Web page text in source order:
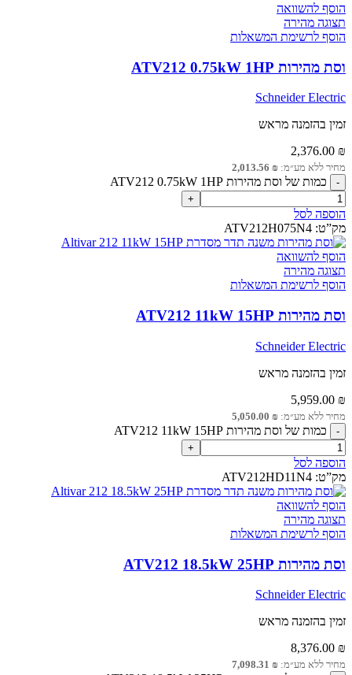
הוסף להשוואה
תצוגה מהירה
הוסף לרשימת המשאלות
וסת מהירות ATV212 0.75kW 1HP
Schneider Electric
זמין בהזמנה מראש
2,376.00 ₪
מחיר ללא מע״מ: 2,013.56 ₪
כמות של וסת מהירות ATV212 0.75kW 1HP
הוספה לסל
מק”ט: ATV212H075N4
הוסף להשוואה
תצוגה מהירה
הוסף לרשימת המשאלות
וסת מהירות ATV212 11kW 15HP
Schneider Electric
זמין בהזמנה מראש
5,959.00 ₪
מחיר ללא מע״מ: 5,050.00 ₪
כמות של וסת מהירות ATV212 11kW 15HP
הוספה לסל
מק”ט: ATV212HD11N4
הוסף להשוואה
תצוגה מהירה
הוסף לרשימת המשאלות
וסת מהירות ATV212 18.5kW 25HP
Schneider Electric
זמין בהזמנה מראש
8,376.00 ₪
מחיר ללא מע״מ: 7,098.31 ₪